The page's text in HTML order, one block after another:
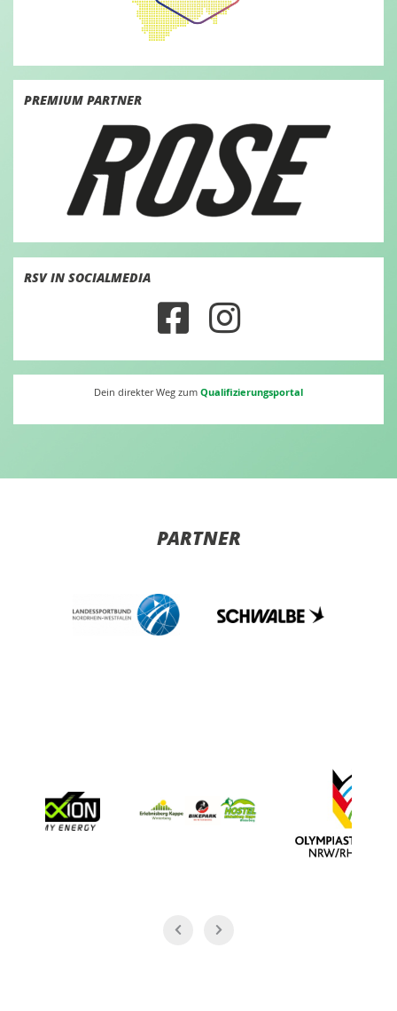
PREMIUM PARTNER
RSV IN SOCIALMEDIA
Dein direkter Weg zum Qualifizierungsportal
PARTNER